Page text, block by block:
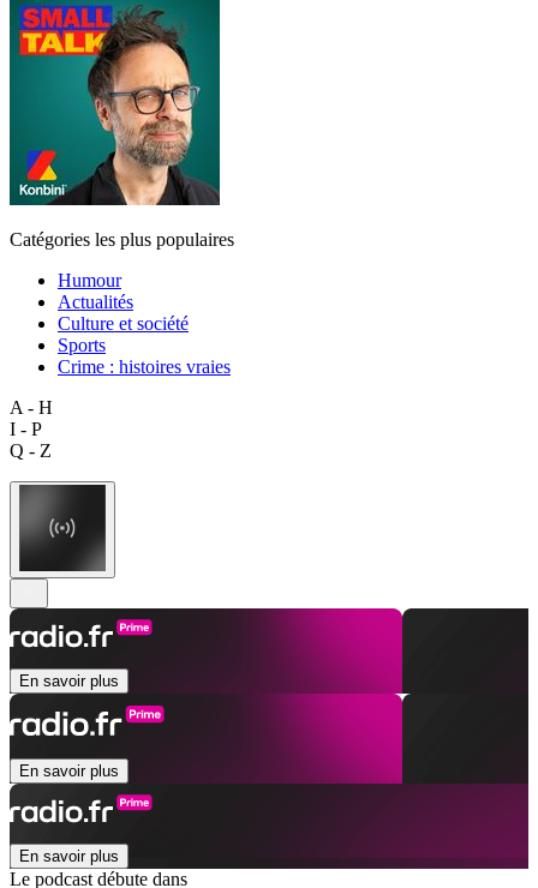
Catégories les plus populaires
Humour
Actualités
Culture et société
Sports
Crime : histoires vraies
A - H
I - P
Q - Z
En savoir plus
En savoir plus
En savoir plus
Le podcast débute dans